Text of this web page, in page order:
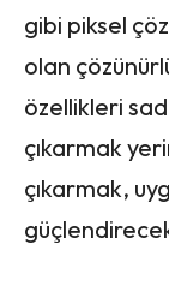
gibi piksel
olan
özellikleri
çıkarmak
çıkarmak,